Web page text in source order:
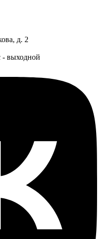
д. 2
- выходной